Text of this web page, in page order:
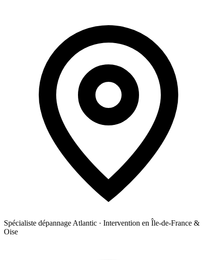
Spécialiste dépannage Atlantic · Intervention en Île-de-France &
Oise